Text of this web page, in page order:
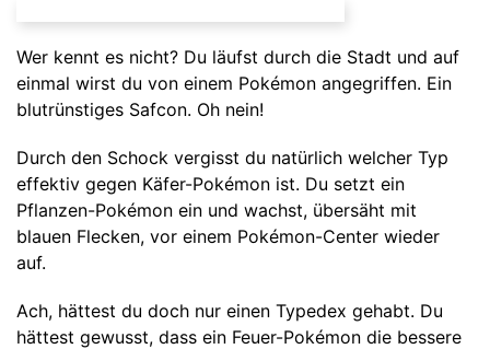
Wer kennt es nicht? Du läufst durch die Stadt und auf
einmal wirst du von einem Pokémon angegriffen. Ein
blutrünstiges Safcon. Oh nein!
Durch den Schock vergisst du natürlich welcher Typ
effektiv gegen Käfer-Pokémon ist. Du setzt ein
Pflanzen-Pokémon ein und wachst, übersäht mit
blauen Flecken, vor einem Pokémon-Center wieder
auf.
Ach, hättest du doch nur einen Typedex gehabt. Du
hättest gewusst, dass ein Feuer-Pokémon die bessere